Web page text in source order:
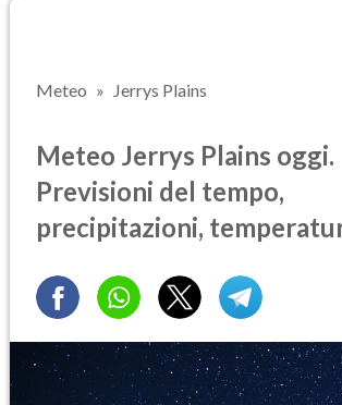
Meteo Jerrys Plains
Meteo Jerrys Plains oggi.
Previsioni del tempo,
precipitazioni,